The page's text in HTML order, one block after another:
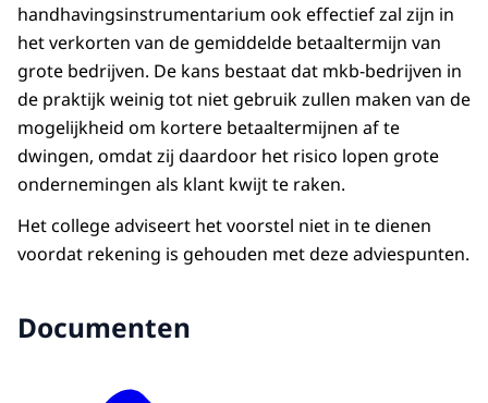
handhavingsinstrumentarium ook effectief zal zijn in
het verkorten van de gemiddelde betaaltermijn van
grote bedrijven. De kans bestaat dat mkb-bedrijven in
de praktijk weinig tot niet gebruik zullen maken van de
mogelijkheid om kortere betaaltermijnen af te
dwingen, omdat zij daardoor het risico lopen grote
ondernemingen als klant kwijt te raken.
Het college adviseert het voorstel niet in te dienen
voordat rekening is gehouden met deze adviespunten.
Documenten